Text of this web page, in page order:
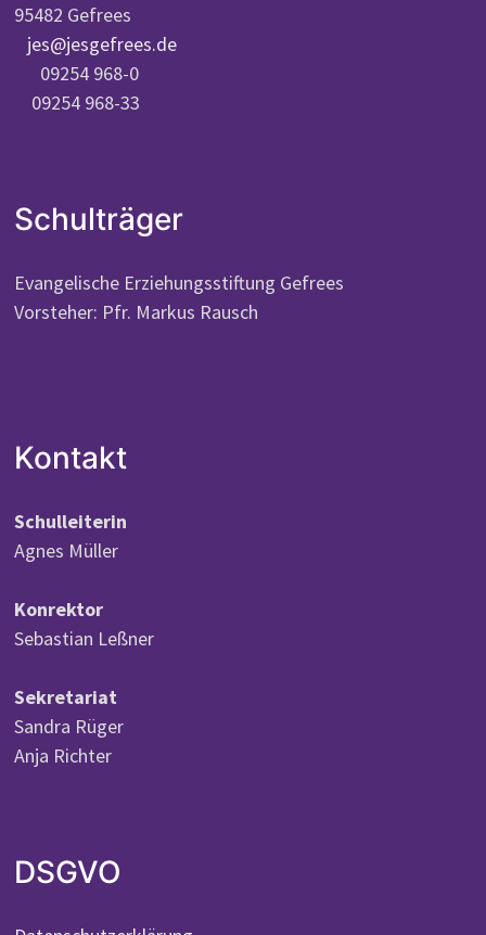
95482 Gefrees
jes@jesgefrees.de
09254 968-0
09254 968-33
Schulträger
Evangelische Erziehungsstiftung Gefrees
Vorsteher: Pfr. Markus Rausch
Kontakt
Schulleiterin
Agnes Müller
Konrektor
Sebastian Leßner
Sekretariat
Sandra Rüger
Anja Richter
DSGVO